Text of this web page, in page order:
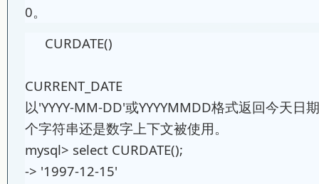
0。
CURDATE()
CURRENT_DATE
以'YYYY-MM-DD'或YYYYMMDD格式返回今天日
个字符串还是数字上下文被使用。
mysql> select CURDATE();
-> '1997-12-15'